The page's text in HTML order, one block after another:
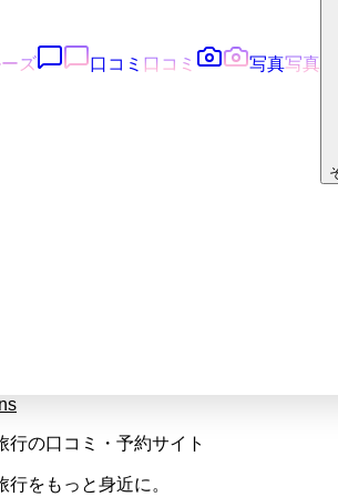
ズ 口コミ 口コミ 写真写真
行の口コミ・予約サイト
行をもっと身近に。